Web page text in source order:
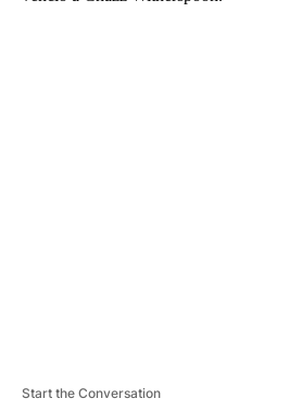
Start the Conversation